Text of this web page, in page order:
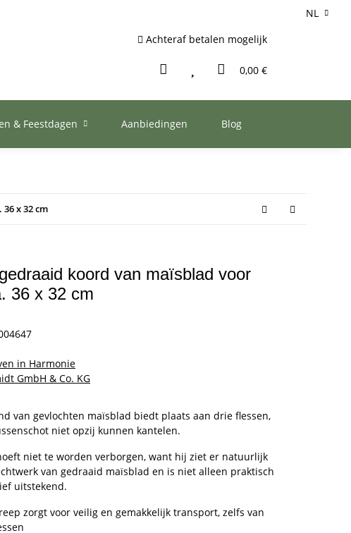
NL
Achteraf betalen mogelijk
0,00 €
& Feestdagen Aanbiedingen Blog
x 32 cm
koord van maïsblad voor
36 x 32 cm
in Harmonie
GmbH & Co. KG
van gevlochten maïsblad biedt plaats aan drie flessen,
niet opzij kunnen kantelen.
niet te worden verborgen, want hij ziet er natuurlijk
van gedraaid maïsblad en is niet alleen praktisch
uitstekend.
zorgt voor veilig en gemakkelijk transport, zelfs van